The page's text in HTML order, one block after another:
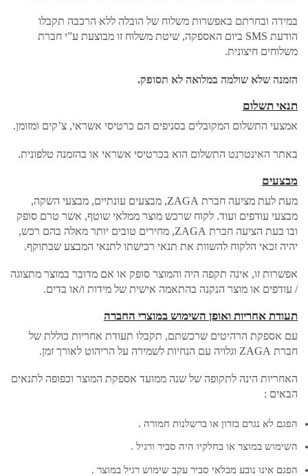
במידה ובחרתם באפשרות משלוח של הובלה ללא הרכבה תקבלו
הודעת SMS ביום האספקה, שיטת משלוח זו מבוצעת ע”י חברת
משלוחים חיצונית.
הזמנה שלא שולמה במלואה לא תסופק.
תנאי תשלום
אמצעי התשלום המקובלים בסניפים הם כרטיסי אשראי, צ’קים ומזומן.
באתר האינטרנט התשלום הוא בכרטיסי אשראי או בהזמנה טלפונית.
מבצעים
מעת לעת מציעה חברת ZAGA, מבצעים עונתיים, מבצעי השקה,
מבצעי עודפים ועוד. לקוח שרכש מוצר ממלאי שוטף, אשר טרם סופק
ובו בעת הציעה חברת ZAGA, מחירים טובים יותר מאלה בהם רכש,
יהיה זכאי הלקוח להשוות את תנאי רכישתו לתנאי המבצע שבתוקף.
אפשרות זו, אינה תקפה היה והמוצר סופק או אם מדובר במוצר מתצוגה
/ עודפים או מוצר הנקנה בהתאמה אישית של מידות ו/או בדים.
תעודת אחריות ואופן השימוש במוצרי החברה
עם אספקת הרהיטים שרכשתם, תקבלו תעודת אחריות כוללת של
חברת ZAGA וגלויה עם הנחיות לשמירה על הריהוט לאורך זמן.
האחריות הינה לתקופה של שנה ממועד אספקת המוצר וכפופה לתנאים
הבאים :
הפגם לא נגרם בזדון או ברשלנות חמורה .
השימוש במוצר או בחלקיו היה סביר ורגיל .
הפגם אינו נובע מבלאי סביר עקב שימוש רגיל במוצר .